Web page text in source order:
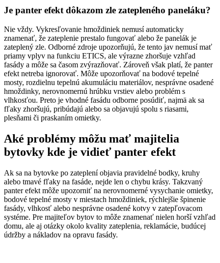
Je panter efekt dôkazom zle zatepleného paneláku?
Nie vždy. Vykresľovanie hmoždiniek nemusí automaticky
znamenať, že zateplenie prestalo fungovať alebo že panelák je
zateplený zle. Odborné zdroje upozorňujú, že tento jav nemusí mať
priamy vplyv na funkciu ETICS, ale výrazne zhoršuje vzhľad
fasády a môže sa časom zvýrazňovať. Zároveň však platí, že panter
efekt netreba ignorovať. Môže upozorňovať na bodové tepelné
mosty, rozdielnu tepelnú akumuláciu materiálov, nesprávne osadené
hmoždinky, nerovnomernú hrúbku vrstiev alebo problém s
vlhkosťou. Preto je vhodné fasádu odborne posúdiť, najmä ak sa
fľaky zhoršujú, pribúdajú alebo sa objavujú spolu s riasami,
plesňami či praskaním omietky.
Aké problémy môžu mať majitelia
bytovky kde je vidieť panter efekt
Ak sa na bytovke po zateplení objavia pravidelné bodky, kruhy
alebo tmavé fľaky na fasáde, nejde len o chybu krásy. Takzvaný
panter efekt môže upozorniť na nerovnomerné vysychanie omietky,
bodové tepelné mosty v miestach hmoždiniek, rýchlejšie špinenie
fasády, vlhkosť alebo nesprávne osadené kotvy v zatepľovacom
systéme. Pre majiteľov bytov to môže znamenať nielen horší vzhľad
domu, ale aj otázky okolo kvality zateplenia, reklamácie, budúcej
údržby a nákladov na opravu fasády.